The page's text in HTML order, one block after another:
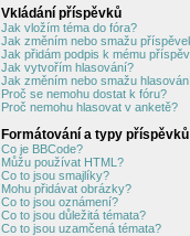
Vkládání příspěvků
Jak vložím téma do fóra?
Jak změním nebo smažu
Jak přidám podpis k mému
Jak vytvořím hlasování?
Jak změním nebo smažu
Proč se nemohu dostat k fóru?
Proč nemohu hlasovat v anketě?
Formátování a typy příspěvků
Co je BBCode?
Můžu používat HTML?
Co to jsou smajlíky?
Mohu přidávat obrázky?
Co to jsou oznámení?
Co to jsou důležitá témata?
Co to jsou uzamčená témata?